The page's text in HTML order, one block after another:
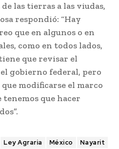
las tierras a las viudas,
respondió: “Hay
que en algunos o en
como en todos lados,
que revisar el
gobierno federal, pero
modificarse el marco
que hacer
Ley Agraria México
Nayarit